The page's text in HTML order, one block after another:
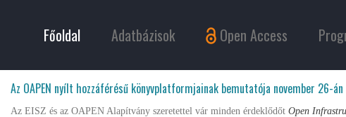
Főoldal Adatbázisok Open Access
Az OAPEN nyílt hozzáférésű könyvplatformjainak bemutatója november 26-án
Az EISZ és az OAPEN Alapítvány szeretettel vár minden érdeklődőt Open